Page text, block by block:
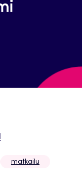
matkailu